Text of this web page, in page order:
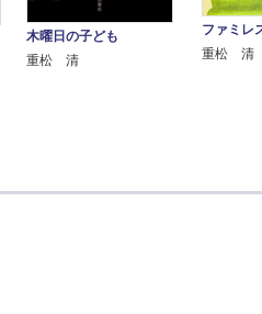
木曜日の子ども
重松 清
ファミ
重松 清